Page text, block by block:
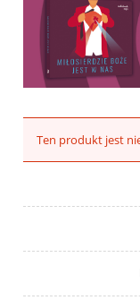
Ten produkt jest